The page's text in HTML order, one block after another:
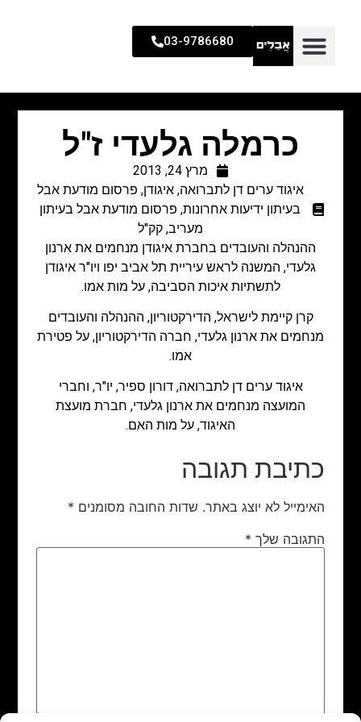
03-9786680
כרמלה גלעדי ז"ל
מרץ 24, 2013
איגוד ערים דן לתברואה,איגודן, פרסום מודעת אבל
בעיתון ידיעות אחרונות, פרסום מודעת אבל בעיתון
מעריב,קק"ל
ההנהלה והעובדים בחברת איגודן מנחמים את ארנון
גלעדי, המשנה לראש עיריית תל אביב יפו ויו"ר איגודן
לתשתיות איכות הסביבה, על מות אמו.
קרן קיימת לישראל, הדירקטוריון, ההנהלה והעובדים
מנחמים את ארנון גלעדי, חברה הדירקטוריון, על פטירת
אמו.
איגוד ערים דן לתברואה, דורון ספיר, יו"ר, וחברי
המועצה מנחמים את ארנון גלעדי, חברת מועצת
האיגוד, על מות האם.
כתיבת תגובה
האימייל לא יוצג באתר. שדות החובה מסומנים *
התגובה שלך *